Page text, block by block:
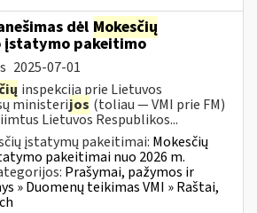
dėl Mokesčių
pakeitimo
2025-07-01
inspekcija prie Lietuvos
ministerijos (toliau — VMI prie FM)
Lietuvos Respublikos...
įstatymų pakeitimai: Mokesčių
pakeitimai nuo 2026 m.
Prašymai, pažymos ir
» Duomenų teikimas VMI » Raštai,